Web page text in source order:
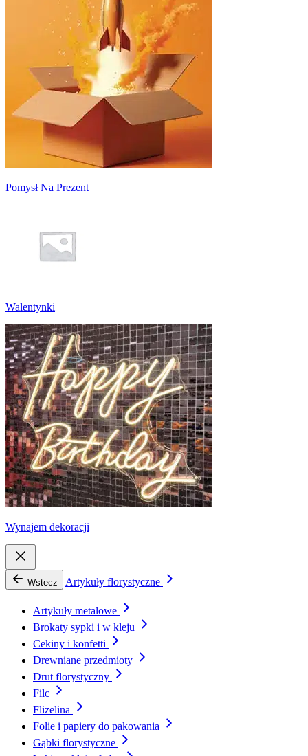
Pomysł Na Prezent
Walentynki
Wynajem dekoracji
Wstecz Artykuły florystyczne
Artykuły metalowe
Brokaty sypki i w kleju
Cekiny i konfetti
Drewniane przedmioty
Drut florystyczny
Filc
Flizelina
Folie i papiery do pakowania
Gąbki florystyczne